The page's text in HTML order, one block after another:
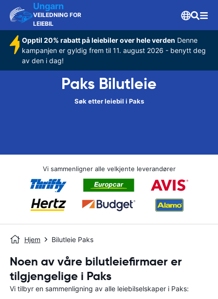
Ungarn
VEILEDNING FOR
LEIEBIL
Opptil 20% rabatt på leiebiler over hele verden Denne
kampanjen er gyldig frem til 11. august 2026 - benytt deg
av den i dag!
Paks Bilutleie
Søk etter leiebil i Paks
Vi sammenligner alle velkjente leverandører
Hjem Bilutleie Paks
Noen av våre bilutleiefirmaer er
tilgjengelige i Paks
Vi tilbyr en sammenligning av alle leiebilselskaper i Paks: